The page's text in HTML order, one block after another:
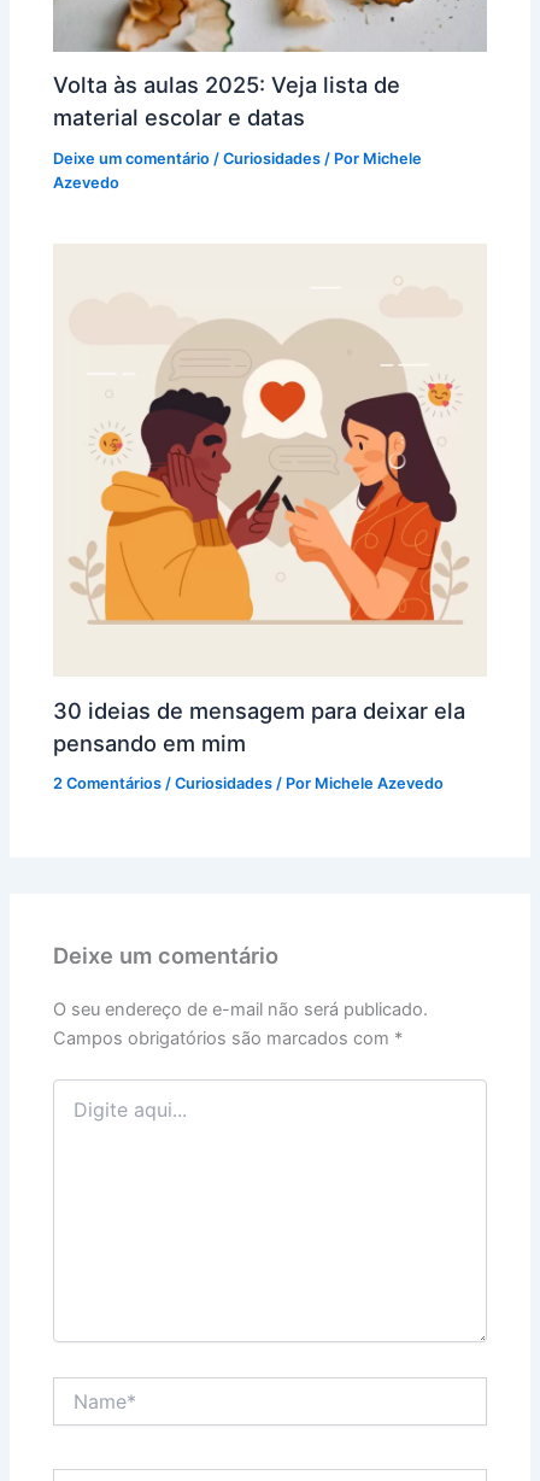
Volta às aulas 2025: Veja lista de
material escolar e datas
Deixe um comentário /Curiosidades / Por Michele
Azevedo
30 ideias de mensagem para deixar ela
pensando em mim
2 Comentários /Curiosidades / Por Michele Azevedo
Deixe um comentário
O seu endereço de e-mail não será publicado.
Campos obrigatórios são marcados com *
Digite
aqui...